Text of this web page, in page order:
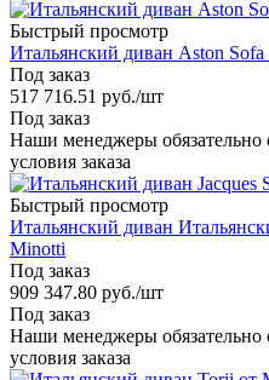
Быстрый просмотр
Итальянский диван Aston
Под заказ
517 716.51 руб./шт
Под заказ
Наши менеджеры обязательно
условия заказа
Быстрый просмотр
Итальянский диван
Minotti
Под заказ
909 347.80 руб./шт
Под заказ
Наши менеджеры обязательно
условия заказа